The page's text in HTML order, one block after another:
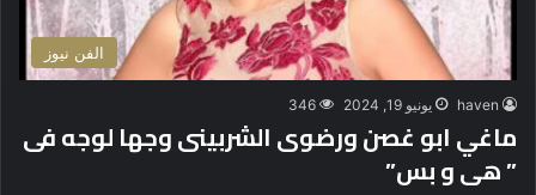
الفن نيوز
haven يونيو 19, 2024 346
ماغي ابو غصن ورضوى الشربينى وجها لوجه فى
” هى و بس”